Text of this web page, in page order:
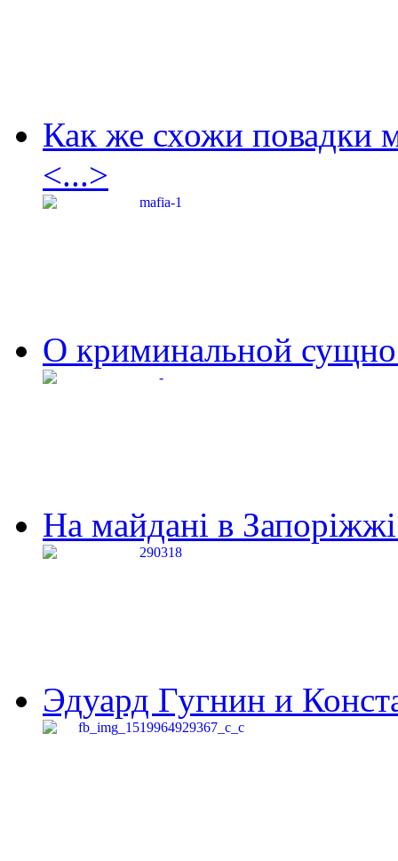
Как же схожи повадки
<...>
О криминальной
На майдані в
Эдуард Гугнин и